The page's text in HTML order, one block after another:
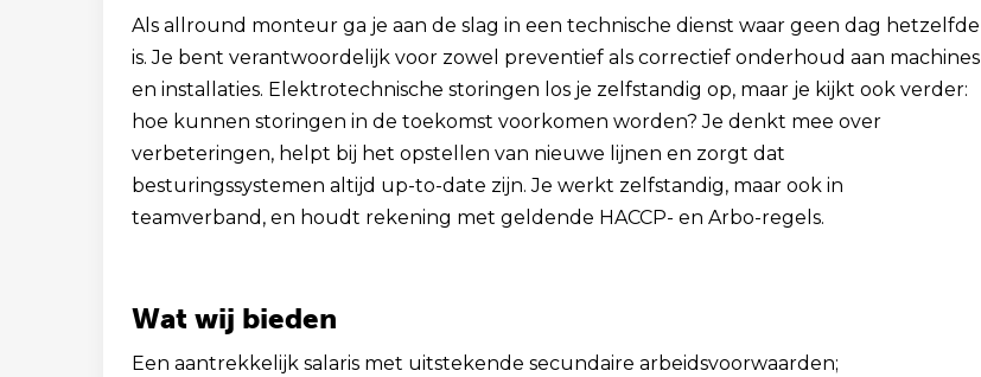
Als allround monteur ga je aan de slag in een technische dienst waar geen dag hetzelfde
is. Je bent verantwoordelijk voor zowel preventief als correctief onderhoud aan machines
en installaties. Elektrotechnische storingen los je zelfstandig op, maar je kijkt ook verder:
hoe kunnen storingen in de toekomst voorkomen worden? Je denkt mee over
verbeteringen, helpt bij het opstellen van nieuwe lijnen en zorgt dat
besturingssystemen altijd up-to-date zijn. Je werkt zelfstandig, maar ook in
teamverband, en houdt rekening met geldende HACCP- en Arbo-regels.
Wat wij bieden
Een aantrekkelijk salaris met uitstekende secundaire arbeidsvoorwaarden;